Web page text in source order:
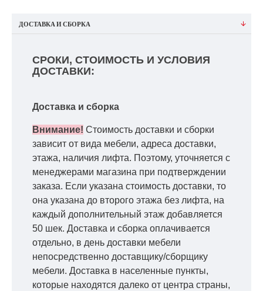
ДОСТАВКА И СБОРКА
СРОКИ, СТОИМОСТЬ И УСЛОВИЯ
ДОСТАВКИ:
Доставка и сборка
Внимание! Стоимость доставки и сборки
зависит от вида мебели, адреса доставки,
этажа, наличия лифта. Поэтому, уточняется с
менеджерами магазина при подтверждении
заказа. Если указана стоимость доставки, то
она указана до второго этажа без лифта, на
каждый дополнительный этаж добавляется
50 шек. Доставка и сборка оплачивается
отдельно, в день доставки мебели
непосредственно доставщику/сборщику
мебели. Доставка в населенные пункты,
которые находятся далеко от центра страны,